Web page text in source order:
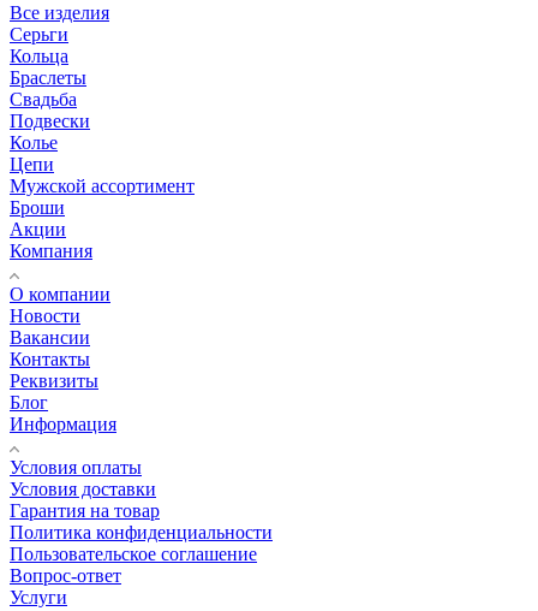
Все изделия
Серьги
Кольца
Браслеты
Свадьба
Подвески
Колье
Цепи
Мужской ассортимент
Броши
Акции
Компания
О компании
Новости
Вакансии
Контакты
Реквизиты
Блог
Информация
Условия оплаты
Условия доставки
Гарантия на товар
Политика конфиденциальности
Пользовательское соглашение
Вопрос-ответ
Услуги